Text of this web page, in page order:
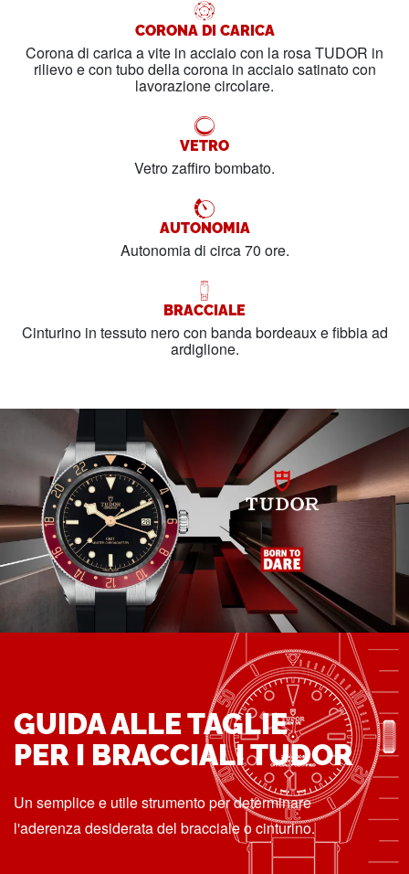
CORONA DI CARICA
Corona di carica a vite in acciaio con la rosa TUDOR in
rilievo e con tubo della corona in acciaio satinato con
lavorazione circolare.
VETRO
Vetro zaffiro bombato.
AUTONOMIA
Autonomia di circa 70 ore.
BRACCIALE
Cinturino in tessuto nero con banda bordeaux e fibbia ad
ardiglione.
GUIDA ALLE TAGLIE
PER I BRACCIALI TUDOR
Un semplice e utile strumento per determinare
l'aderenza desiderata del bracciale o cinturino.